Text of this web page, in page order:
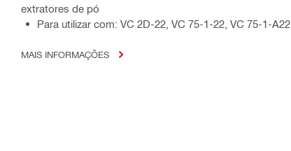
extratores de pó
Para utilizar com: VC 2D-22, VC 75-1-22, VC 75-1-A22
MAIS INFORMAÇÕES